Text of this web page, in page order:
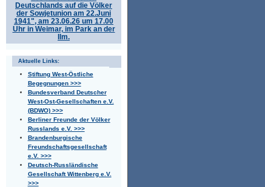
Deutschlands auf die Völker
der Sowjetunion am 22.Juni
1941", am 23.06.26 um 17.00
Uhr in Weimar, im Park an der
Ilm.
Aktuelle Links:
Stiftung West-Östliche
Begegnungen >>>
Bundesverband Deutscher
West-Ost-Gesellschaften e.V.
(BDWO) >>>
Berliner Freunde der Völker
Russlands e.V. >>>
Brandenburgische
Freundschaftsgesellschaft
e.V. >>>
Deutsch-Russländische
Gesellschaft Wittenberg e.V.
>>>